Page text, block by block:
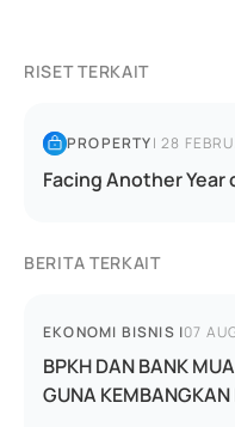
RISET TERKAIT
PROPERTY|28
Facing Another Year
BERITA TERKAIT
EKONOMI BISNIS |07
BPKH DAN BANK
GUNA KEMBANGKAN